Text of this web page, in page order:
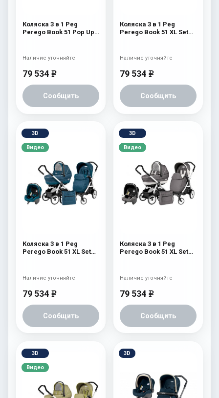
Коляска 3 в 1 Peg
Perego Book 51 Pop Up
Aquamarine
79 534 e
Сообщить
Наличие уточняйте
Коляска 3 в 1 Peg
Perego Book 51 XL Set
шасси White/Black)
79 534 e
Сообщить
Наличие уточняйте
3D
Видео
Коляска 3 в 1 Peg
Perego Book 51 XL Set
шасси White/Black)
Saxony Blue
79 534 e
Сообщить
Наличие уточняйте
3D
Видео
Коляска 3 в 1 Peg
Perego Book 51 XL Set
шасси White/Black)
Piccadilly
79 534 e
Сообщить
Наличие уточняйте
3D
Видео
3D